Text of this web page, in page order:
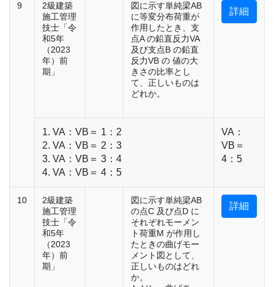
9
2級建築
施工管理
技士「令
和5年
（2023
年）前
期」
図に示す単純梁AB
に等変分布荷重が
作用したとき、支
点A の鉛直反力VA
及び支点B の鉛直
反力VB の 値の大
きさの比率とし
て、正しいものは
どれか。
詳細
1. VA：VB＝ 1：2
2. VA：VB＝ 2：3
3. VA：VB＝ 3：4
4. VA：VB＝ 4：5
VA：
VB＝
4：5
10
2級建築
施工管理
技士「令
和5年
（2023
年）前
期」
図に示す単純梁AB
の点C 及び点D に
それぞれモーメン
ト荷重M が作用し
たときの曲げモー
メント図として、
正しいものはどれ
か。
詳細